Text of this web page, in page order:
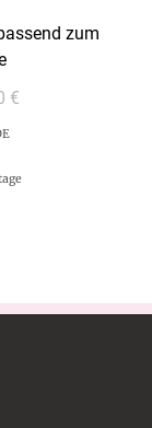
zum
€